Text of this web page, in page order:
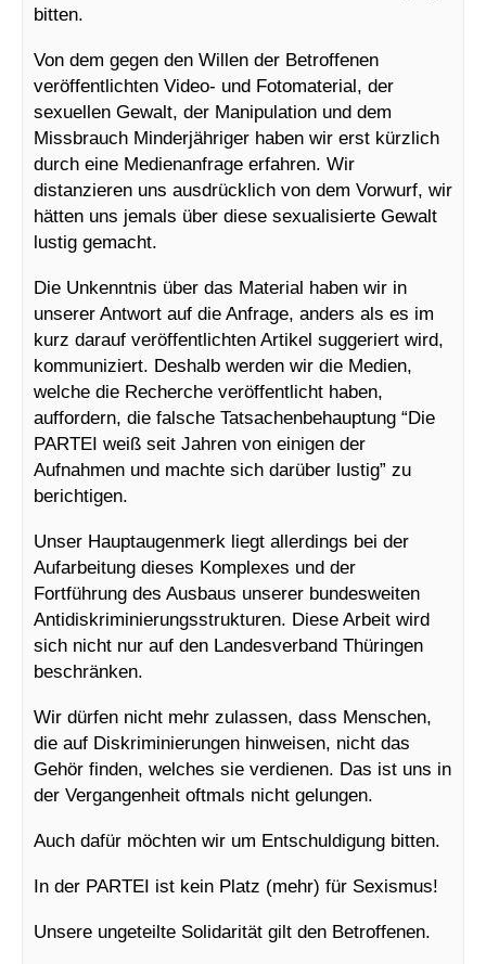
bitten.
Von dem gegen den Willen der Betroffenen
veröffentlichten Video- und Fotomaterial, der
sexuellen Gewalt, der Manipulation und dem
Missbrauch Minderjähriger haben wir erst kürzlich
durch eine Medienanfrage erfahren. Wir
distanzieren uns ausdrücklich von dem Vorwurf, wir
hätten uns jemals über diese sexualisierte Gewalt
lustig gemacht.
Die Unkenntnis über das Material haben wir in
unserer Antwort auf die Anfrage, anders als es im
kurz darauf veröffentlichten Artikel suggeriert wird,
kommuniziert. Deshalb werden wir die Medien,
welche die Recherche veröffentlicht haben,
auffordern, die falsche Tatsachenbehauptung “Die
PARTEI weiß seit Jahren von einigen der
Aufnahmen und machte sich darüber lustig” zu
berichtigen.
Unser Hauptaugenmerk liegt allerdings bei der
Aufarbeitung dieses Komplexes und der
Fortführung des Ausbaus unserer bundesweiten
Antidiskriminierungsstrukturen. Diese Arbeit wird
sich nicht nur auf den Landesverband Thüringen
beschränken.
Wir dürfen nicht mehr zulassen, dass Menschen,
die auf Diskriminierungen hinweisen, nicht das
Gehör finden, welches sie verdienen. Das ist uns in
der Vergangenheit oftmals nicht gelungen.
Auch dafür möchten wir um Entschuldigung bitten.
In der PARTEI ist kein Platz (mehr) für Sexismus!
Unsere ungeteilte Solidarität gilt den Betroffenen.